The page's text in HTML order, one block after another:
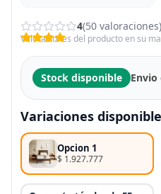
4(50 valoraciones)
Valoraciones del producto en su
Stock disponible
Variaciones
Opcion 1
$ 1.927.777